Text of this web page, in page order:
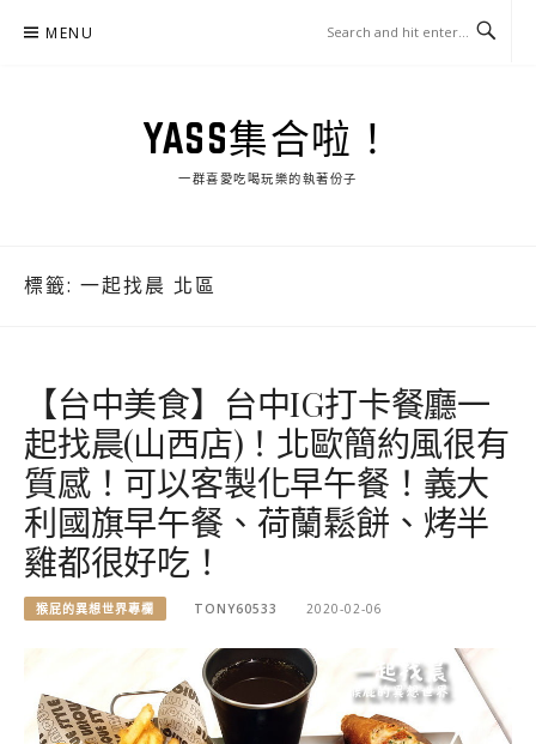
MENU
YASS集合啦！
一群喜愛吃喝玩樂的執著份子
標籤: 一起找晨 北區
【台中美食】台中IG打卡餐廳一
起找晨(山西店)！北歐簡約風很有
質感！可以客製化早午餐！義大
利國旗早午餐、荷蘭鬆餅、烤半
雞都很好吃！
猴屁的異想世界專欄 TONY60533 2020-02-06